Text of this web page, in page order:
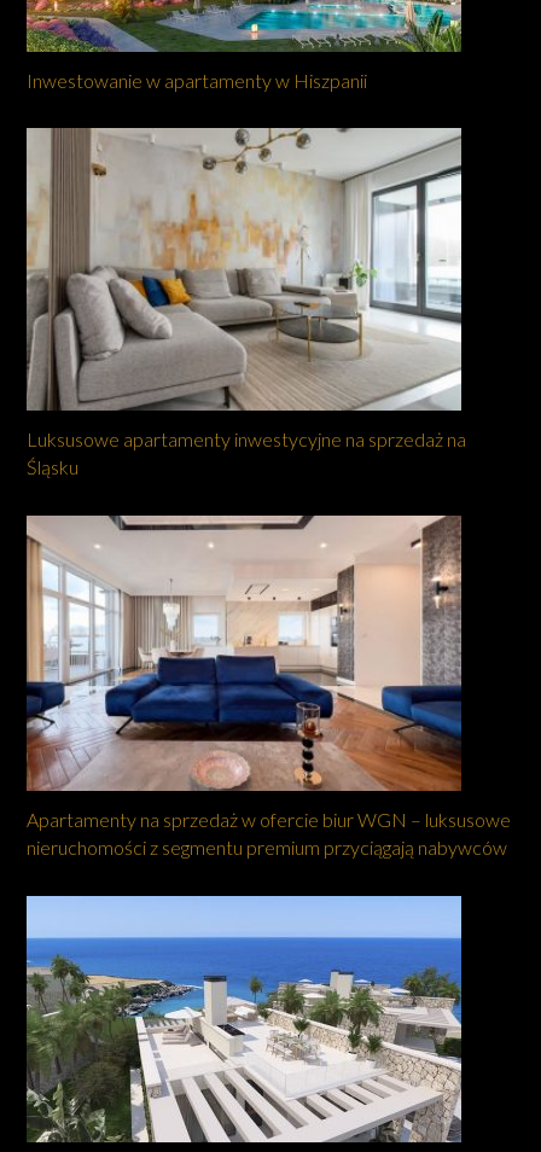
Inwestowanie w apartamenty w Hiszpanii
Luksusowe apartamenty inwestycyjne na sprzedaż na
Śląsku
Apartamenty na sprzedaż w ofercie biur WGN – luksusowe
nieruchomości z segmentu premium przyciągają nabywców